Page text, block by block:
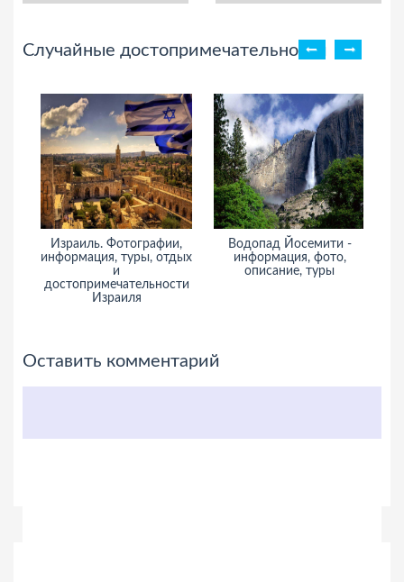
Случайные достопримечательности
Израиль. Фотографии,
информация, туры, отдых
и
достопримечательности
Израиля
Водопад Йосемити -
информация, фото,
описание, туры
Оставить комментарий